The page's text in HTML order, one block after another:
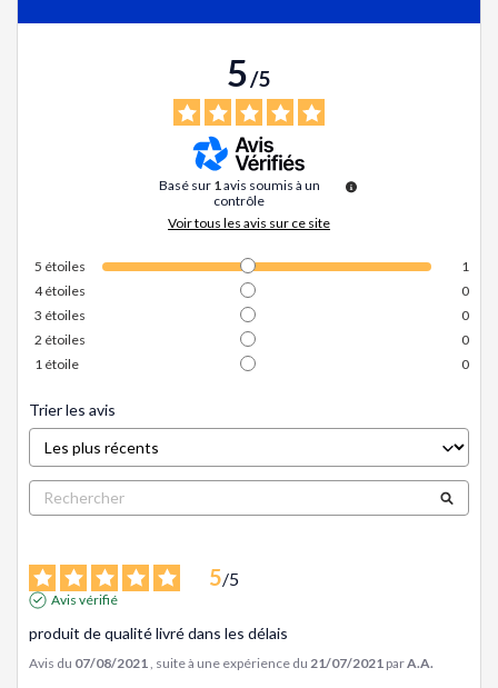
5/5
Basé sur 1 avis soumis à un
contrôle
Voir tous les avis sur ce site
5 étoiles
1
4étoiles
0
3 étoiles
0
2 étoiles
0
1 étoile 0
Trier les avis
5/5
Avis vérifié
produit de qualité livré dans les délais
Avis du 07/08/2021 , suite à une expérience du 21/07/2021 parA.A.